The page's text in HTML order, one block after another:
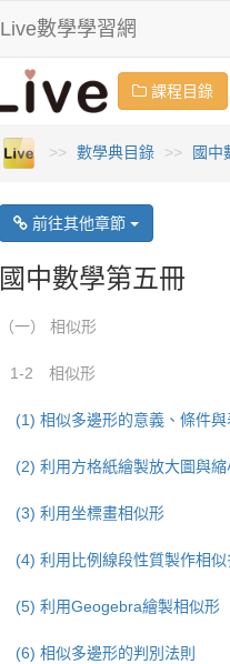
Live數學學習網
課程目錄
數學典目錄 國中
前往其他章節
國中數學第五冊
（一） 相似形
1-2 相似形
(1) 相似多邊形的意義、條件
(2) 利用方格紙繪製放大圖與縮
(3) 利用坐標畫相似形
(4) 利用比例線段性質製作相
(5) 利用Geogebra繪製相似形
(6) 相似多邊形的判別法則